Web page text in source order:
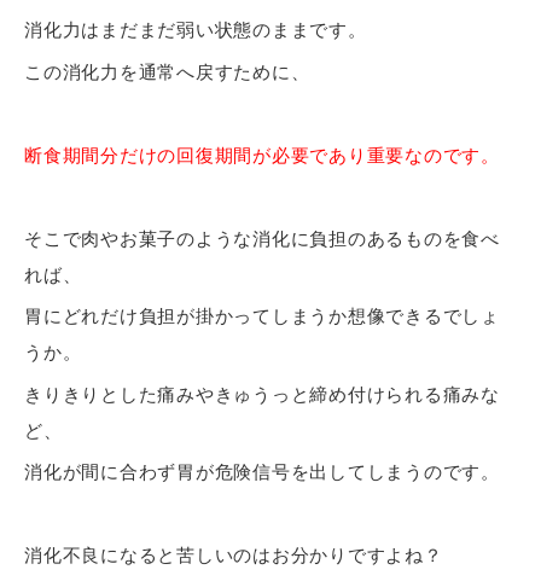
消化力はまだまだ弱い状態のままです。
この消化力を通常へ戻すために、
断食期間分だけの回復期間が必要であり重要なのです。
そこで肉やお菓子のような消化に負担のあるものを食べ
れば、
胃にどれだけ負担が掛かってしまうか想像できるでしょ
うか。
きりきりとした痛みやきゅうっと締め付けられる痛みな
ど、
消化が間に合わず胃が危険信号を出してしまうのです。
消化不良になると苦しいのはお分かりですよね？